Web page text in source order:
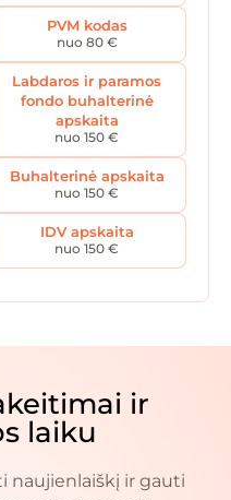
PVM kodas
nuo 80 €
Labdaros ir paramos
fondo buhalterinė
apskaita
nuo 150 €
Buhalterinė apskaita
nuo 150 €
IDV apskaita
nuo 150 €
ir
laiku
naujienlaiškį ir gauti